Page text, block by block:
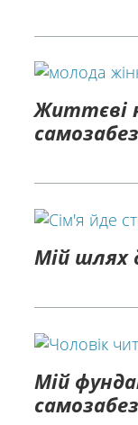
Життєві
Мій шлях
Мій